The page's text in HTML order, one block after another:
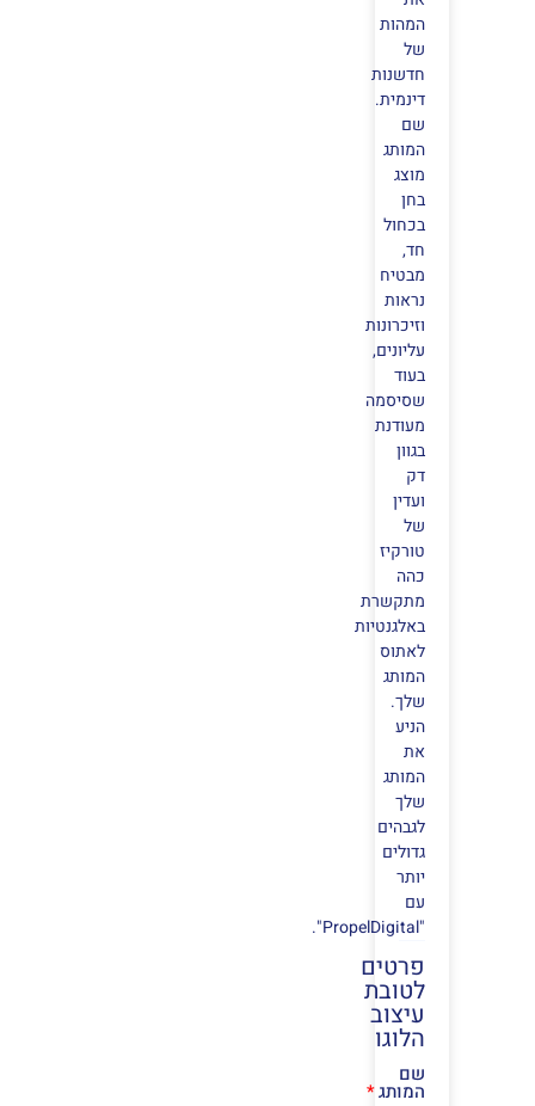
המהות
של
חדשנות
דינמית.
שם
המותג
מוצג
בחן
בכחול
חד,
מבטיח
נראות
וזיכרונות
עליונים,
בעוד
שסיסמה
מעודנת
בגוון
דק
ועדין
של
טורקיז
כהה
מתקשרת
באלגנטיות
לאתוס
המותג
שלך.
הניע
את
המותג
שלך
לגבהים
גדולים
יותר
עם
פרטים
לטובת
עיצוב
הלוגו
שם
המותג